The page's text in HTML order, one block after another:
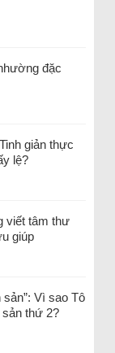
đặc
giản thực
lệ?
viết tâm thư
giúp
Vì sao Tô
thứ 2?